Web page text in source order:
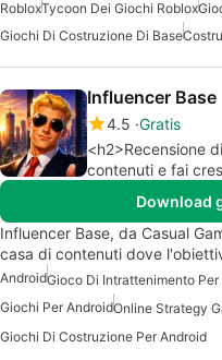
RobloxTycoon Dei Giochi Roblox
Giochi Di Costruzione Di Base
Influencer Base
4.5 Gratis
<h2>Recensione
contenuti e fai
Download
Influencer Base, da Casual
casa di contenuti dove
AndroidGioco Di Intrattenimento Per
Giochi Per AndroidOnline Strategy
Giochi Di Costruzione Per Android